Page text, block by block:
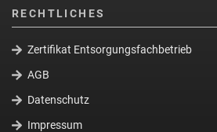
RECHTLICHES
Zertifikat Entsorgungsfachbetrieb
AGB
Datenschutz
Impressum